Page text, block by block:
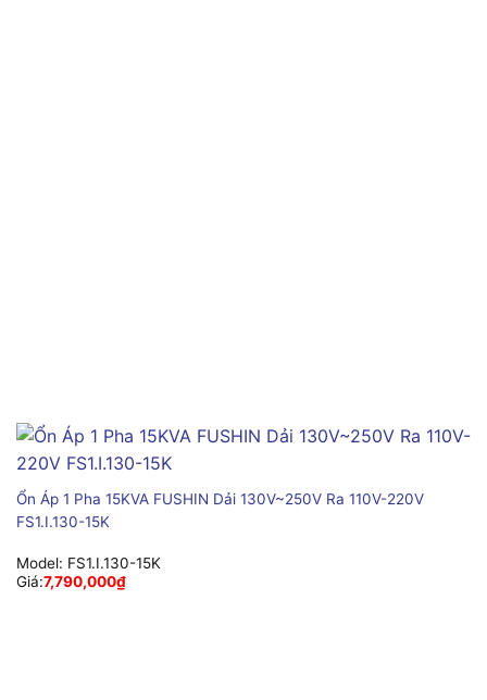
Ổn Áp 1 Pha 15KVA FUSHIN Dải 130V~250V Ra 110V-220V
FS1.I.130-15K
Model: FS1.I.130-15K
Giá:7,790,000₫